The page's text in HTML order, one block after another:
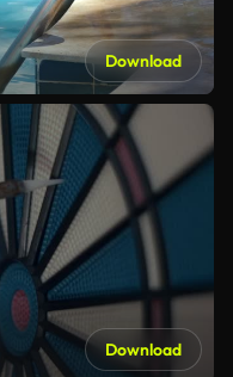
Download
Download